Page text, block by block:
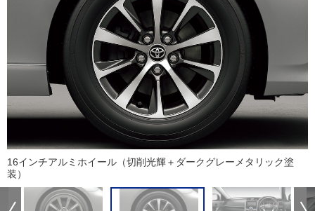
16インチアルミホイール（切削光輝＋ダークグレーメタリック塗
装）